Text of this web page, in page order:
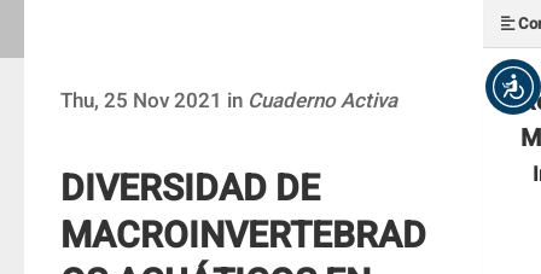
Thu, 25 Nov 2021 in Cuaderno Activa
DIVERSIDAD DE
MACROINVERTEBRAD